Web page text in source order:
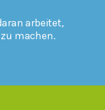
arbeitet,
machen.